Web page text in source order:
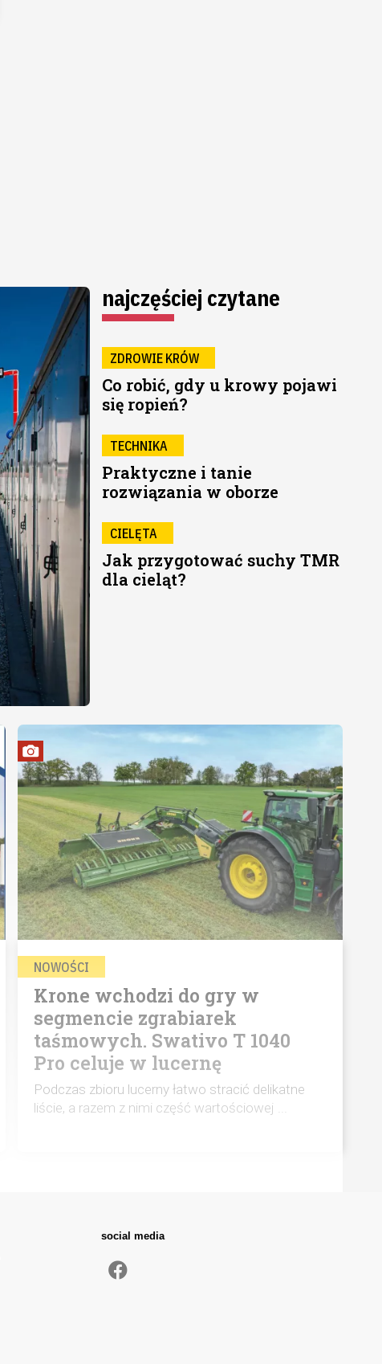
najczęściej czytane
ZDROWIE KRÓW
Co robić, gdy u krowy pojawi
się ropień?
TECHNIKA
Praktyczne i tanie
rozwiązania w oborze
CIELĘTA
Jak przygotować suchy TMR
dla cieląt?
NOWOŚCI
Krone wchodzi do gry w
segmencie zgrabiarek
taśmowych. Swativo T 1040
Pro celuje w lucernę
Podczas zbioru lucerny łatwo stracić delikatne
liście, a razem z nimi część wartościowej ...
social media